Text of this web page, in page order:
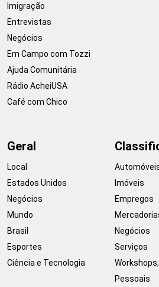
Imigração
Entrevistas
Negócios
Em Campo com Tozzi
Ajuda Comunitária
Rádio AcheiUSA
Café com Chico
Geral
Local
Estados Unidos
Negócios
Mundo
Brasil
Esportes
Ciência e Tecnologia
Imóveis
Empregos
Negócios
Serviços
Pessoais